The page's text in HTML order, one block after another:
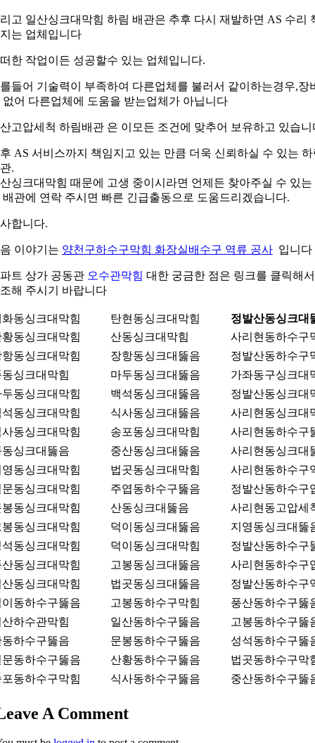
고 일산싱크대막힘 하림 배관은 추후 다시 재발하면 AS 수리
는 업체입니다
한 작업이든 성공할수 있는 업체입니다.
들어 기술력이 부족하여 다른업체를 불러서 같이하는경우,장
없어 다른업체에 도움을 받는업체가 아닙니다
고압세척 하림배관 은 이모든 조건에 맞추어 보유하고 있습니
AS 서비스까지 책임지고 있는 만큼 더욱 신뢰하실 수 있는 하
.
싱크대막힘 때문에 고생 중이시라면 언제든 찾아주실 수 있는
배관에 연락 주시면 빠른 긴급출동으로 도움드리겠습니다.
합니다.
이야기는 양천구하수구막힘 화장실배수구 역류 공사입니다
트 상가 공동관 오수관막힘 대한 궁금한 점은 링크를 클릭해서
해 주시기 바랍니다
동싱크대막힘 탄현동싱크대막힘
정발산동싱크대
동싱크대막힘
산동싱크대막힘
사리현동하수구
동싱크대막힘
장항동싱크대뚫음
정발산동하수구
싱크대막힘
마두동싱크대뚫음
가좌동구싱크대
동싱크대막힘
백석동싱크대뚫음
정발산동싱크대
동싱크대막힘
식사동싱크대뚫음
사리현동싱크대
동싱크대막힘
송포동싱크대막힘
사리현동하수구
싱크대뚫음
중산동싱크대뚫음
사리현동싱크대
동싱크대막힘
법곳동싱크대막힘
사리현동하수구
동싱크대막힘
주엽동하수구뚫음
정발산동하수구
동싱크대막힘
산동싱크대뚫음
사리현동고압세
동싱크대막힘
덕이동싱크대뚫음
지영동싱크대뚫
동싱크대막힘
덕이동싱크대막힘
정발산동하수구
동싱크대막힘
고봉동싱크대뚫음
사리현동하수구
동싱크대막힘
법곳동싱크대뚫음
정발산동하수구
동하수구뚫음
고봉동하수구막힘
풍산동하수구뚫
하수관막힘
일산동하수구뚫음
고봉동하수구뚫
하수구뚫음
문봉동하수구뚫음
성석동하수구뚫
동하수구뚫음
산황동하수구뚫음
법곳동하수구막
동하수구막힘
식사동하수구뚫음 중산동하수구뚫
A Comment